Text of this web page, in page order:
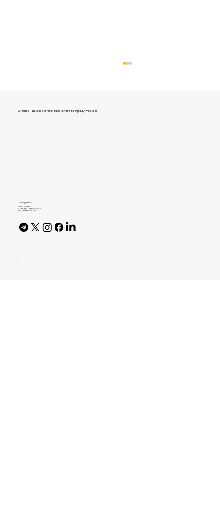
Онлайн-видання про технології та продуктове IT
journal@gen.tech
04080, Україна,
м. Київ, вул. Оленівська, 23,​
вул. Кирилівська, 40р
AI Policy
© 2026 High Bar Journal